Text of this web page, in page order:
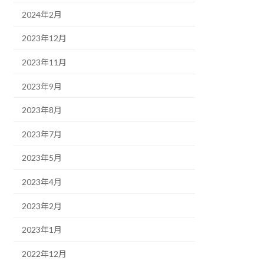
2024年2月
2023年12月
2023年11月
2023年9月
2023年8月
2023年7月
2023年5月
2023年4月
2023年2月
2023年1月
2022年12月